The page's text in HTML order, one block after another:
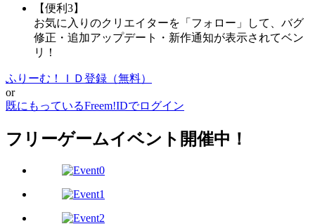
【便利3】
お気に入りのクリエイターを「フォロー」して、バグ
修正・追加アップデート・新作通知が表示されてベン
リ！
ふりーむ！ＩＤ登録（無料）
or
既にもっているFreem!IDでログイン
フリーゲームイベント開催中！